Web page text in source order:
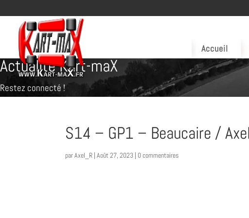
Accueil
Actualité Kart-maX
Restez connecté !
S14 – GP1 – Beaucaire /
parAxel_R |Août 27, 2023 | 0 commentaires